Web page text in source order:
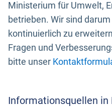
Ministerium für Umwelt,
betrieben. Wir sind
kontinuierlich zu
Fragen und
bitte unser
Informationsquellen in